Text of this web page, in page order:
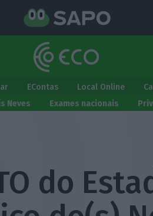
EContas Local Online
Neves Exames nacionais
do